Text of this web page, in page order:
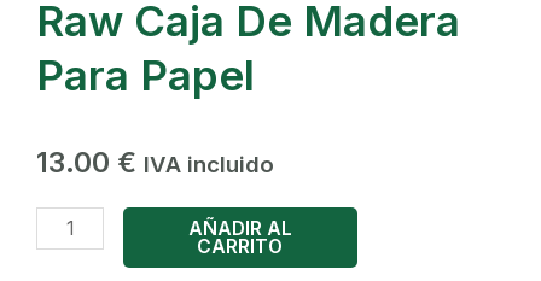
Raw Caja De Madera
Para Papel
13.00 € IVA incluido
Raw
Caja
AÑADIR AL
CARRITO